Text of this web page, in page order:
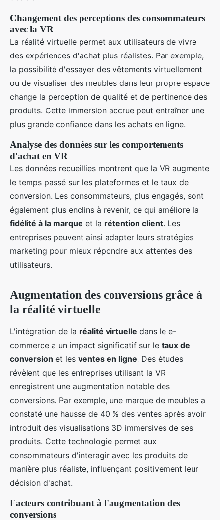
Changement des perceptions des consommateurs
avec la VR
La réalité virtuelle permet aux utilisateurs de vivre
des expériences d'achat plus réalistes. Par exemple,
la possibilité d'essayer des vêtements virtuellement
ou de visualiser des meubles dans leur propre espace
change la perception de qualité et de pertinence des
produits. Cette immersion accrue peut entraîner une
plus grande confiance dans les achats en ligne.
Analyse des données sur les comportements
d'achat en VR
Les données recueillies montrent que la VR augmente
le temps passé sur les plateformes et le taux de
conversion. Les consommateurs, plus engagés, sont
également plus enclins à revenir, ce qui améliore la
fidélité à la marque et la rétention client. Les
entreprises peuvent ainsi adapter leurs stratégies
marketing pour mieux répondre aux attentes des
utilisateurs.
Augmentation des conversions grâce à
la réalité virtuelle
L'intégration de la réalité virtuelle dans le e-
commerce a un impact significatif sur le taux de
conversion et les ventes en ligne. Des études
révèlent que les entreprises utilisant la VR
enregistrent une augmentation notable des
conversions. Par exemple, une marque de meubles a
constaté une hausse de 40 % des ventes après avoir
introduit des visualisations 3D immersives de ses
produits. Cette technologie permet aux
consommateurs d'interagir avec les produits de
manière plus réaliste, influençant positivement leur
décision d'achat.
Facteurs contribuant à l'augmentation des
conversions